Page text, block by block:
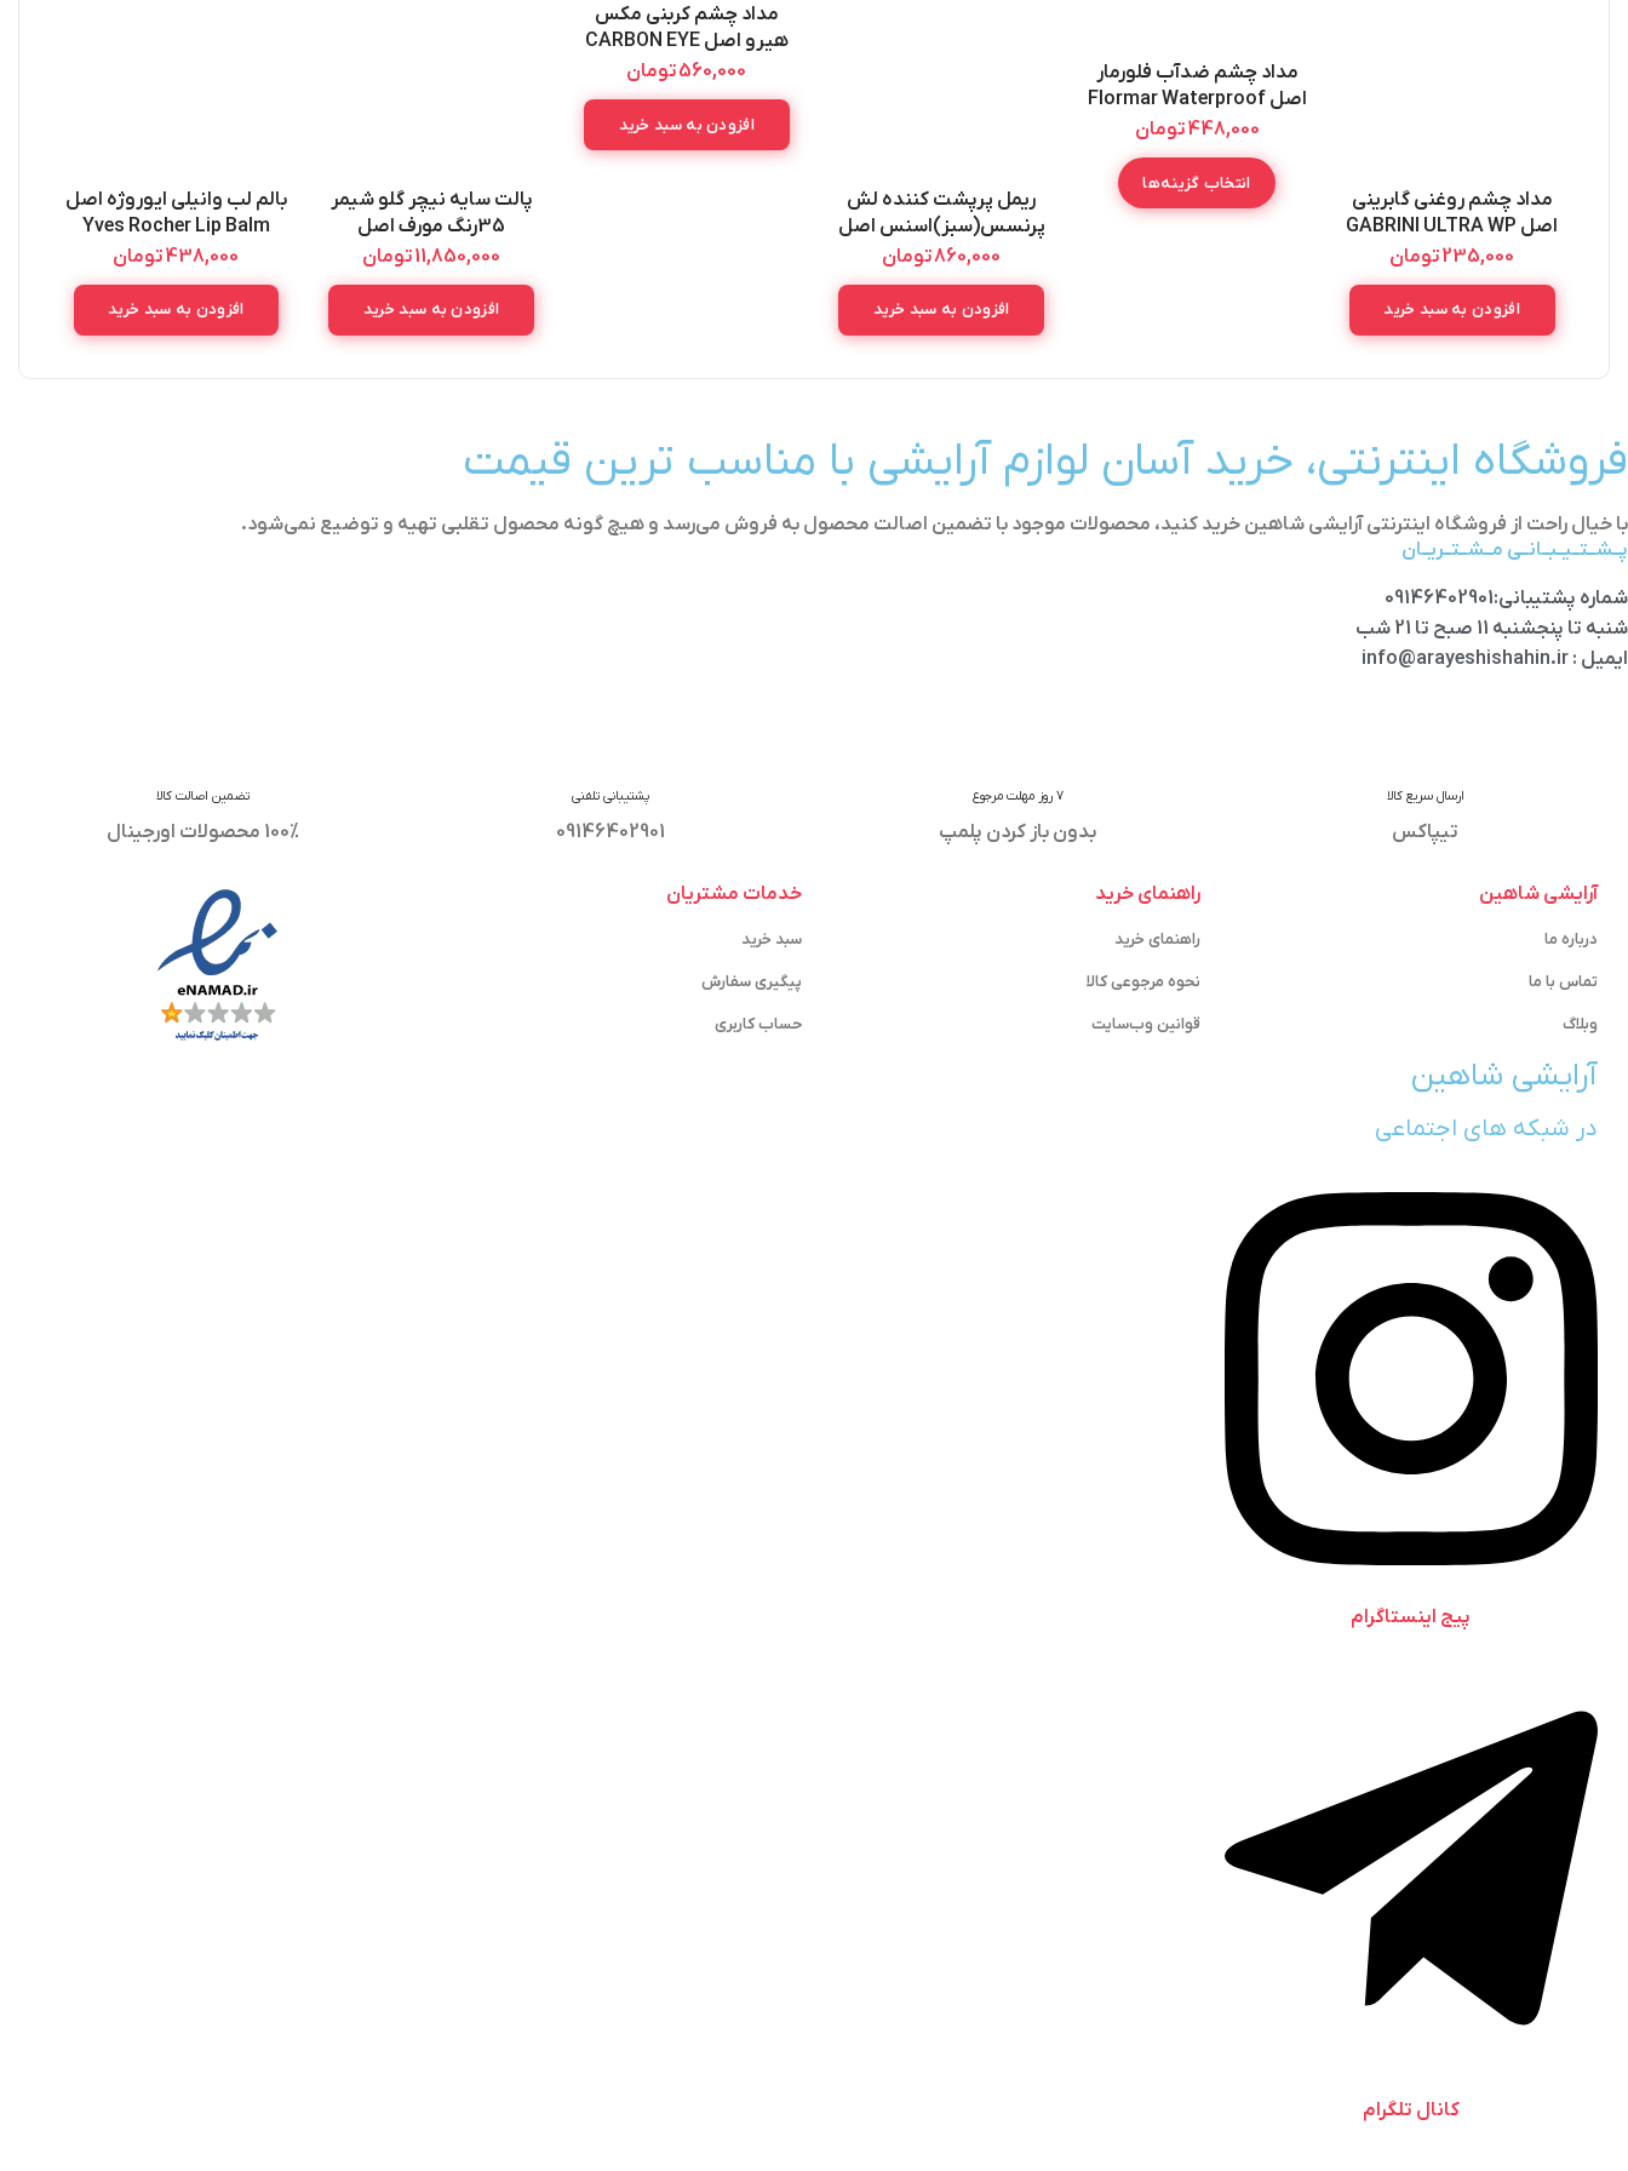
مداد چشم روغنی گابرینی
اصل GABRINI ULTRA WP
EYE PENCIL 1.5G
235,000تومان
افزودن به سبد خرید
مداد چشم ضدآب فلورمار
اصل Flormar Waterproof
Eye Liner 1.14G
448,000تومان
انتخاب گزینه‌ها
ریمل پرپشت کننده لش
پرنسس(سبز)اسنس اصل
Essence Lash Princess
False Lash Mascara 12ML
860,000تومان
افزودن به سبد خرید
مداد چشم کربنی مکس
هیرو اصل CARBON EYE
PENCIL MAXHERO
560,000تومان
افزودن به سبد خرید
پالت سایه نیچر گلو شیمر
35رنگ مورف اصل
MORPHE NATURE GLOW
SHIMER PALETTE 35OS
56.2G
11,850,000تومان
افزودن به سبد خرید
بالم لب وانیلی ایوروژه اصل
Yves Rocher Lip Balm
Vanille 4.8g
438,000تومان
افزودن به سبد خرید
فروشگاه اینترنتی، خرید آسان لوازم آرایشی با مناسب ترین قیمت
با خیال راحت از فروشگاه اینترنتی آرایشی شاهین خرید کنید، محصولات موجود با تضمین اصالت محصول به فروش می‌رسد و هیچ گونه محصول تقلبی تهیه و توضیع نمی‌شود.
پــشــتــیــبــانــی مــشــتــریــان
شماره پشتیبانی:09146402901
شنبه تا پنجشنبه 11 صبح تا 21 شب
ایمیل : info@arayeshishahin.ir
ارسال سریع کالا
تیپاکس
7 روز مهلت مرجوع
بدون باز کردن پلمپ
پشتیبانی تلفنی
09146402901
تضمین اصالت کالا
100% محصولات اورجینال
آرایشی شاهین
درباره ما
تماس با ما
وبلاگ
آرایشی شاهین
در شبکه های اجتماعی
پیج اینستاگرام
کانال تلگرام
راهنمای خرید
راهنمای خرید
نحوه مرجوعی کالا
قوانین وب‌سایت
خدمات مشتریان
سبد خرید
پیگیری سفارش
حساب کاربری